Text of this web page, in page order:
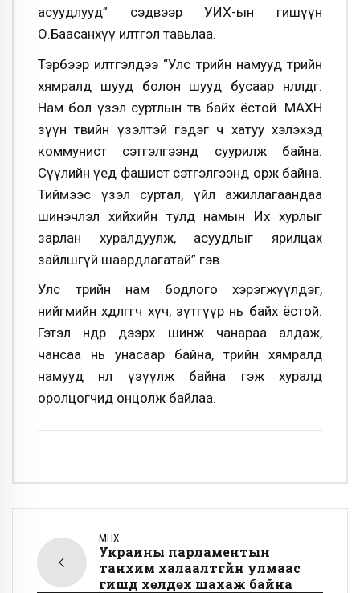
асуудлууд” сэдвээр УИХ-ын гишүүн
О.Баасанхүү илтгэл тавьлаа.
Тэрбээр илтгэлдээ “Улс төрийн намууд төрийн
хямралд шууд болон шууд бусаар нөлөөлдөг.
Нам бол үзэл суртлын төв байх ёстой. МАХН
зүүн төвийн үзэлтэй гэдэг ч хатуу хэлэхэд
коммунист сэтгэлгээнд суурилж байна.
Сүүлийн үед фашист сэтгэлгээнд орж байна.
Тиймээс үзэл суртал, үйл ажиллагаандаа
шинэчлэл хийхийн тулд намын Их хурлыг
зарлан хуралдуулж, асуудлыг ярилцах
зайлшгүй шаардлагатай” гэв.
Улс төрийн нам бодлого хэрэгжүүлдэг,
нийгмийн хөдөлгөгч хүч, зүтгүүр нь байх ёстой.
Гэтэл өнөөдөр дээрх шинж чанараа алдаж,
чансаа нь унасаар байна, төрийн хямралд
намууд нөлөө үзүүлж байна гэж хуралд
оролцогчид онцолж байлаа.
ӨМНӨХ
Украины парламентын
танхим халаалтгүйн улмаас
гишүүд хөлдөх шахаж байна